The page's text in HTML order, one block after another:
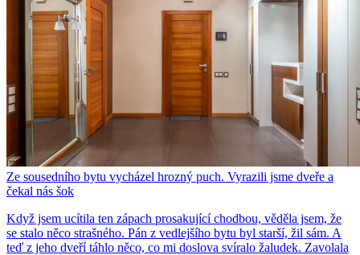
Ze sousedního bytu vycházel hrozný puch. Vyrazili jsme dveře a
čekal nás šok
Když jsem ucítila ten zápach prosakující chodbou, věděla jsem, že
se stalo něco strašného. Pán z vedlejšího bytu byl starší, žil sám. A
teď z jeho dveří táhlo něco, co mi doslova svíralo žaludek. Zavolala